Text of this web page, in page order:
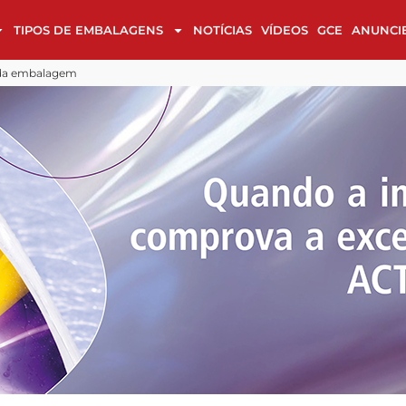
TIPOS DE EMBALAGENS NOTÍCIAS VÍDEOS GCE
em cultura, luxo e sustentabilidade
de Embalagem na reta final